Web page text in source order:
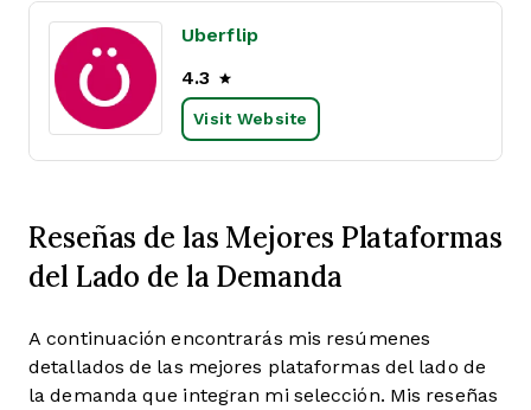
Uberflip
4.3
Visit Website
Reseñas de las Mejores Plataformas
del Lado de la Demanda
A continuación encontrarás mis resúmenes
detallados de las mejores plataformas del lado de
la demanda que integran mi selección. Mis reseñas